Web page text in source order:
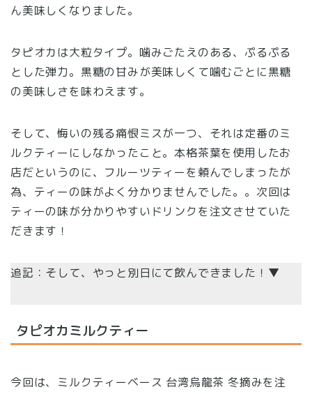
ん美味しくなりました。
タピオカは大粒タイプ。噛みごたえのある、ぷるぷる
とした弾力。黒糖の甘みが美味しくて噛むごとに黒糖
の美味しさを味わえます。
そして、悔いの残る痛恨ミスが一つ、それは定番のミ
ルクティーにしなかったこと。本格茶葉を使用したお
店だというのに、フルーツティーを頼んでしまったが
為、ティーの味がよく分かりませんでした。。次回は
ティーの味が分かりやすいドリンクを注文させていた
だきます！
追記：そして、やっと別日にて飲んできました！▼
タピオカミルクティー
今回は、ミルクティーベース 台湾烏龍茶 冬摘みを注